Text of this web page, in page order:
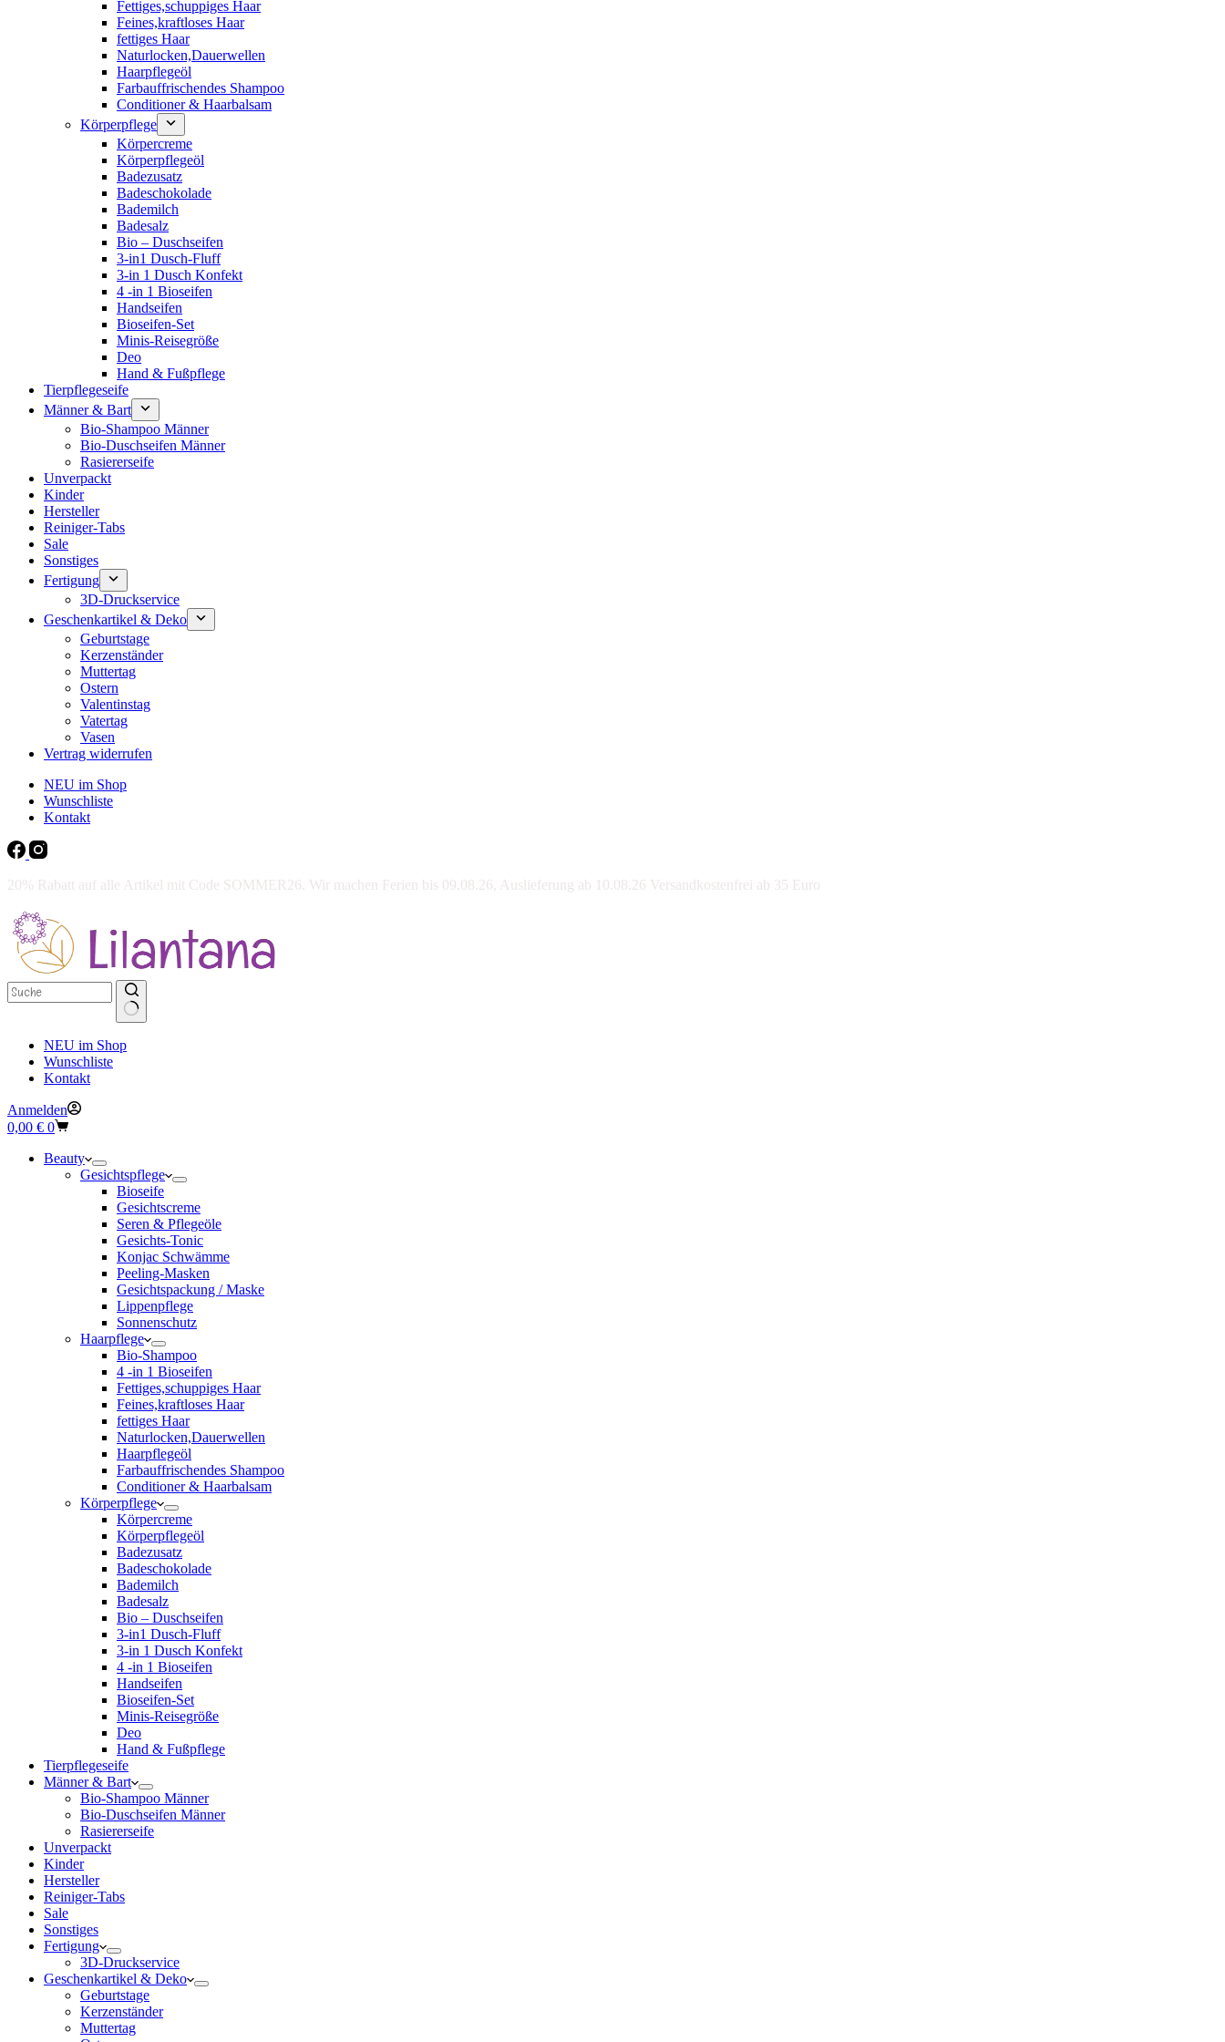
Fettiges,schuppiges Haar
Feines,kraftloses Haar
fettiges Haar
Naturlocken,Dauerwellen
Haarpflegeöl
Farbauffrischendes Shampoo
Conditioner & Haarbalsam
Körperpflege
Körpercreme
Körperpflegeöl
Badezusatz
Badeschokolade
Bademilch
Badesalz
Bio – Duschseifen
3-in1 Dusch-Fluff
3-in 1 Dusch Konfekt
4 -in 1 Bioseifen
Handseifen
Bioseifen-Set
Minis-Reisegröße
Deo
Hand & Fußpflege
Tierpflegeseife
Männer & Bart
Bio-Shampoo Männer
Bio-Duschseifen Männer
Rasiererseife
Unverpackt
Kinder
Hersteller
Reiniger-Tabs
Sale
Sonstiges
Fertigung
3D-Druckservice
Geschenkartikel & Deko
Geburtstage
Kerzenständer
Muttertag
Ostern
Valentinstag
Vatertag
Vasen
Vertrag widerrufen
NEU im Shop
Wunschliste
Kontakt
20% Rabatt auf alle Artikel mit Code SOMMER26. Wir machen Ferien bis 09.08.26, Auslieferung ab 10.08.26 Versandkostenfrei ab 35 Euro
NEU im Shop
Wunschliste
Kontakt
Anmelden
Warenkorb
0,00 € 0
Beauty
Gesichtspflege
Bioseife
Gesichtscreme
Seren & Pflegeöle
Gesichts-Tonic
Konjac Schwämme
Peeling-Masken
Gesichtspackung / Maske
Lippenpflege
Sonnenschutz
Haarpflege
Bio-Shampoo
4 -in 1 Bioseifen
Fettiges,schuppiges Haar
Feines,kraftloses Haar
fettiges Haar
Naturlocken,Dauerwellen
Haarpflegeöl
Farbauffrischendes Shampoo
Conditioner & Haarbalsam
Körperpflege
Körpercreme
Körperpflegeöl
Badezusatz
Badeschokolade
Bademilch
Badesalz
Bio – Duschseifen
3-in1 Dusch-Fluff
3-in 1 Dusch Konfekt
4 -in 1 Bioseifen
Handseifen
Bioseifen-Set
Minis-Reisegröße
Deo
Hand & Fußpflege
Tierpflegeseife
Männer & Bart
Bio-Shampoo Männer
Bio-Duschseifen Männer
Rasiererseife
Unverpackt
Kinder
Hersteller
Reiniger-Tabs
Sale
Sonstiges
Fertigung
3D-Druckservice
Geschenkartikel & Deko
Geburtstage
Kerzenständer
Muttertag